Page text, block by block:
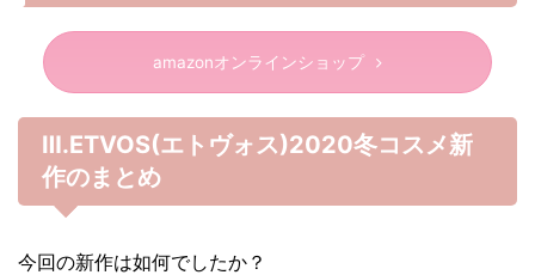
amazonオンラインショップ
Ⅲ.ETVOS(エトヴォス)2020冬コスメ新
作のまとめ
今回の新作は如何でしたか？